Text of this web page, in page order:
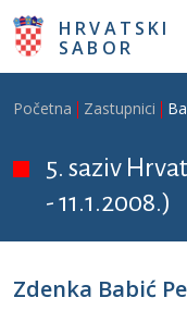
Skoči na glavni sadržaj
HRVATSKI
SABOR
Breadcrumb
Početna Zastupnici
5. saziv
- 11.1.2008.)
Zdenka Babić